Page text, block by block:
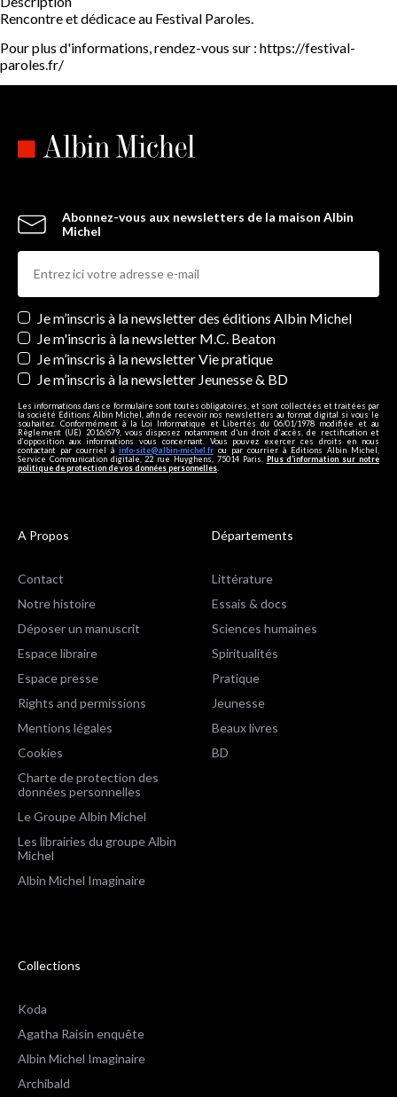
Rencontre et dédicace au Festival Paroles.
Pour plus d'informations, rendez-vous sur : https://festival-
paroles.fr/
Abonnez-vous aux newsletters de la maison Albin
Michel
Newsletters
Je m’inscris à la newsletter des éditions Albin Michel
Je m'inscris à la newsletter M.C. Beaton
Je m’inscris à la newsletter Vie pratique
Je m’inscris à la newsletter Jeunesse & BD
Les informations dans ce formulaire sont toutes obligatoires, et sont collectées et traitées par
la société Editions Albin Michel, afin de recevoir nos newsletters au format digital si vous le
souhaitez. Conformément à la Loi Informatique et Libertés du 06/01/1978 modifiée et au
Règlement (UE) 2016/679, vous disposez notamment d'un droit d'accès, de rectification et
d’opposition aux informations vous concernant. Vous pouvez exercer ces droits en nous
contactant par courriel à info-site@albin-michel.fr ou par courrier à Editions Albin Michel,
Service Communication digitale, 22 rue Huyghens, 75014 Paris. Plus d’information sur notre
politique de protection de vos données personnelles
A Propos
Contact
Notre histoire
Déposer un manuscrit
Espace libraire
Espace presse
Rights and permissions
Mentions légales
Cookies
Charte de protection des
données personnelles
Le Groupe Albin Michel
Les librairies du groupe Albin
Michel
Albin Michel Imaginaire
Départements
Littérature
Essais & docs
Sciences humaines
Spiritualités
Pratique
Jeunesse
Beaux livres
BD
Collections
Koda
Agatha Raisin enquête
Albin Michel Imaginaire
Archibald